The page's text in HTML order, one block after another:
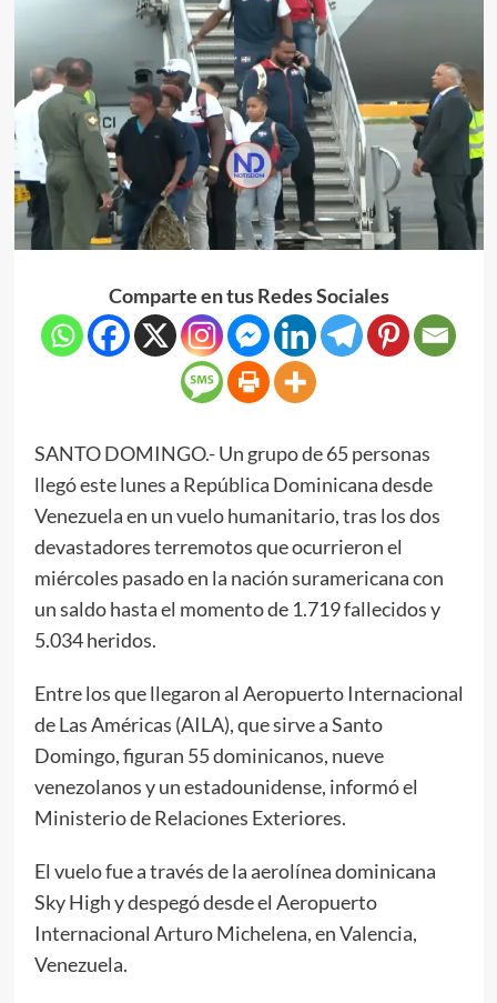
Comparte en tus Redes Sociales
SANTO DOMINGO.- Un grupo de 65 personas
llegó este lunes a República Dominicana desde
Venezuela en un vuelo humanitario, tras los dos
devastadores terremotos que ocurrieron el
miércoles pasado en la nación suramericana con
un saldo hasta el momento de 1.719 fallecidos y
5.034 heridos.
Entre los que llegaron al Aeropuerto Internacional
de Las Américas (AILA), que sirve a Santo
Domingo, figuran 55 dominicanos, nueve
venezolanos y un estadounidense, informó el
Ministerio de Relaciones Exteriores.
El vuelo fue a través de la aerolínea dominicana
Sky High y despegó desde el Aeropuerto
Internacional Arturo Michelena, en Valencia,
Venezuela.